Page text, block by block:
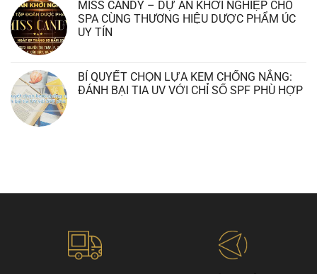
MISS CANDY – DỰ ÁN KHỞI NGHIỆP CHO
SPA CÙNG THƯƠNG HIỆU DƯỢC PHẨM ÚC
UY TÍN
BÍ QUYẾT CHỌN LỰA KEM CHỐNG NẮNG:
ĐÁNH BẠI TIA UV VỚI CHỈ SỐ SPF PHÙ HỢP